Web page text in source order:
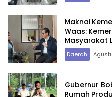
Maknai
Waas:
Masyarakat
Pelayanan
Daerah
Gubernur
Rumah